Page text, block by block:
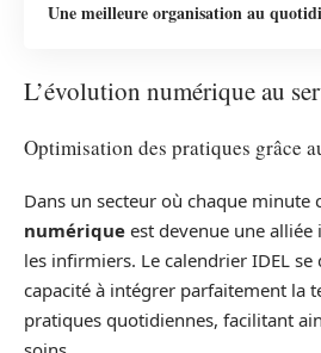
Une meilleure organisation au
L’évolution numérique au
Optimisation des pratiques grâce
Dans un secteur où chaque minute
numérique est devenue une
les infirmiers. Le calendrier IDEL
capacité à intégrer parfaitement la
pratiques quotidiennes, facilitant